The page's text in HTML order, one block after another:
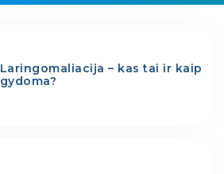
Laringomaliacija – kas tai ir kaip
gydoma?